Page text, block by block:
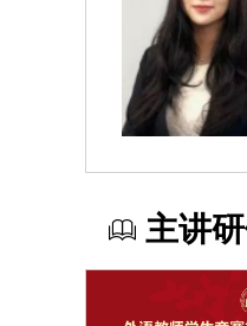
主讲